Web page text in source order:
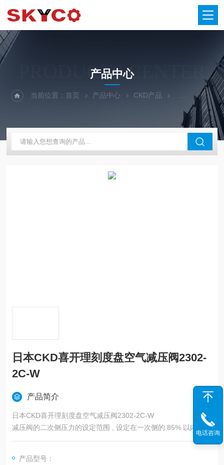
PRODUCTS CENTER
产品中心
当前位置：首页 产品中心 CKD产品 CKD减压阀
日本CKD喜开理刻度盘空气减压阀2302-
2C-W
产品简介
日本CKD喜开理刻度盘空气减压阀2302-2C-W
减压阀的二次侧压力的设定范围 , 设定在一次侧的 85% 以内
在压力设定的状态下 , 排放一次侧压力后 , 不要再加压
产品型号：
电话咨询